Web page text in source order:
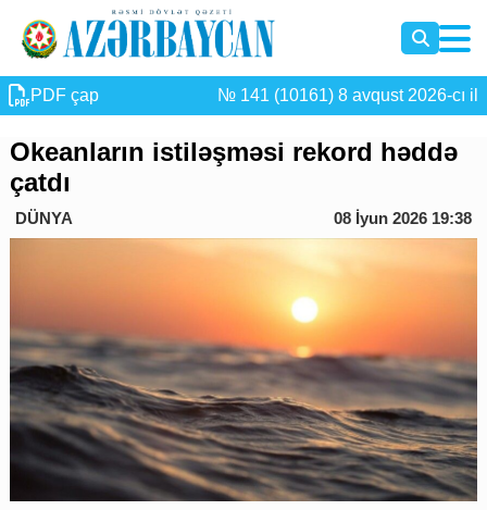
PDF çap № 141 (10161) 8 avqust 2026-cı il
Okeanların istiləşməsi rekord həddə
çatdı
DÜNYA 08 İyun 2026 19:38